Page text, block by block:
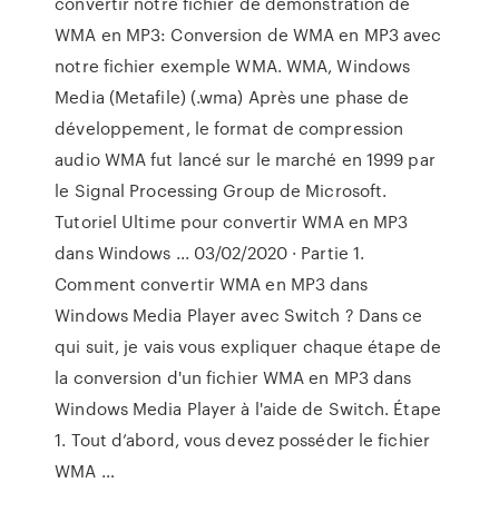
WMA en MP3: Conversion de WMA en MP3 avec
notre fichier exemple WMA. WMA, Windows
Media (Metafile) (.wma) Après une phase de
développement, le format de compression
audio WMA fut lancé sur le marché en 1999 par
le Signal Processing Group de Microsoft.
Tutoriel Ultime pour convertir WMA en MP3
dans Windows ... 03/02/2020 · Partie 1.
Comment convertir WMA en MP3 dans
Windows Media Player avec Switch ? Dans ce
qui suit, je vais vous expliquer chaque étape de
la conversion d'un fichier WMA en MP3 dans
Windows Media Player à l'aide de Switch. Étape
1. Tout d’abord, vous devez posséder le fichier
WMA …